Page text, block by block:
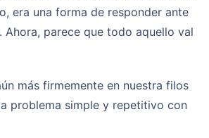
era una forma de responder ante
Ahora, parece que todo aquello val
problema simple y repetitivo con